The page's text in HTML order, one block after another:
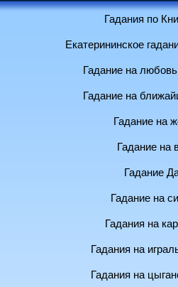
Гадания по
Екатерининское
Гадание на
Гадание на
Гадание на
Гадание на
Гадание
Гадание на
Гадания на
Гадания на
Гадания на